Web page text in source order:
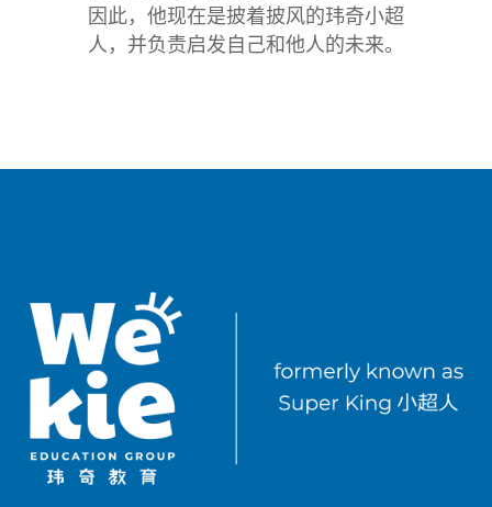
因此，他现在是披着披风的玮奇小超
人，并负责启发自己和他人的未来。